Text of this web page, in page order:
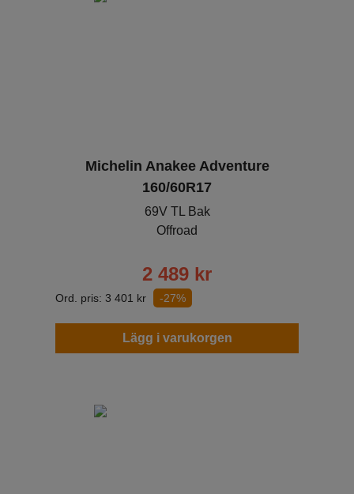
Michelin Anakee Adventure
160/60R17
69V TL Bak
Offroad
2 489 kr
Ord. pris: 3 401 kr -27%
Lägg i varukorgen